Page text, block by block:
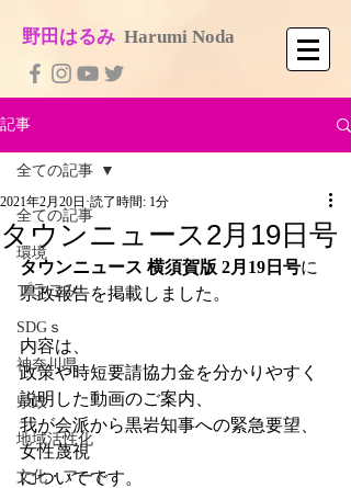
​野田はるみ Harumi No​da
記事
全ての記事
環境
プラごみ
SDGｓ
神奈川県
県政
地域活性化
文化・アート
全ての記事
タウンニュース2月19日号
2021年2月20日 読了時間: 1分
タウンニュース 横須賀版 2月19日号に
県政報告を掲載しました。
内容は、
政策や時短要請協力金を分かりやすく
説明した動画のご案内、
我が会派から黒岩知事への緊急要望、
女性蔑視
についてです。